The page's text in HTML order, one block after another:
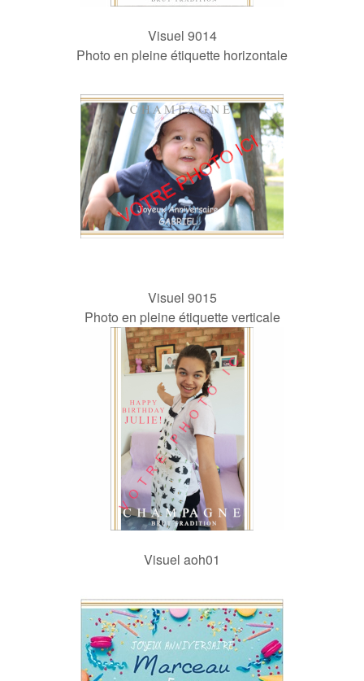
Visuel 9014
Photo en pleine étiquette horizontale
Visuel 9015
Photo en pleine étiquette verticale
Visuel aoh01